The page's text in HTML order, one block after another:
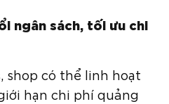
ngân sách, tối ưu chi
shop có thể linh hoạt
hạn chi phí quảng